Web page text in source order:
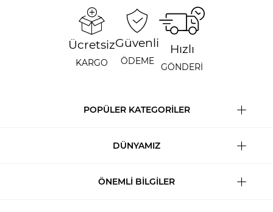
Ücretsiz
KARGO
Güvenli
ÖDEME
Hızlı
GÖNDERİ
POPÜLER KATEGORİLER
DÜNYAMIZ
ÖNEMLİ BİLGİLER